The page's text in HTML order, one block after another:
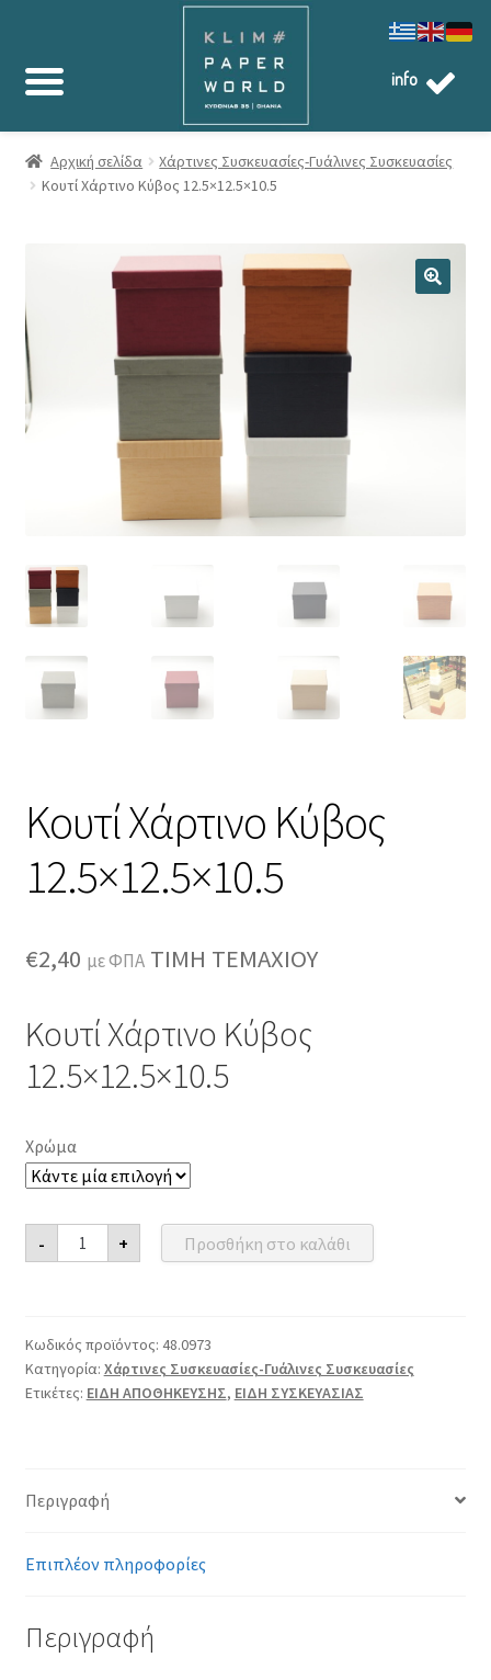
Αρχική σελίδα
Χάρτινες Συσκευασίες-Γυάλινες Συσκευασίες
Κουτί Χάρτινο Κύβος 12.5×12.5×10.5
Κουτί Χάρτινο Κύβος
12.5×12.5×10.5
€2,40 με ΦΠΑ ΤΙΜΗ ΤΕΜΑΧΙΟΥ
Κουτί Χάρτινο Κύβος
12.5×12.5×10.5
Χρώμα
-
Κουτί
Χάρτινο
Κύβος
+ Προσθήκη στο καλάθι
Κωδικός προϊόντος: 48.0973
Κατηγορία: Χάρτινες Συσκευασίες-Γυάλινες Συσκευασίες
Ετικέτες: ΕΙΔΗ ΑΠΟΘΗΚΕΥΣΗΣ, ΕΙΔΗ ΣΥΣΚΕΥΑΣΙΑΣ
Περιγραφή
Επιπλέον πληροφορίες
Περιγραφή
info